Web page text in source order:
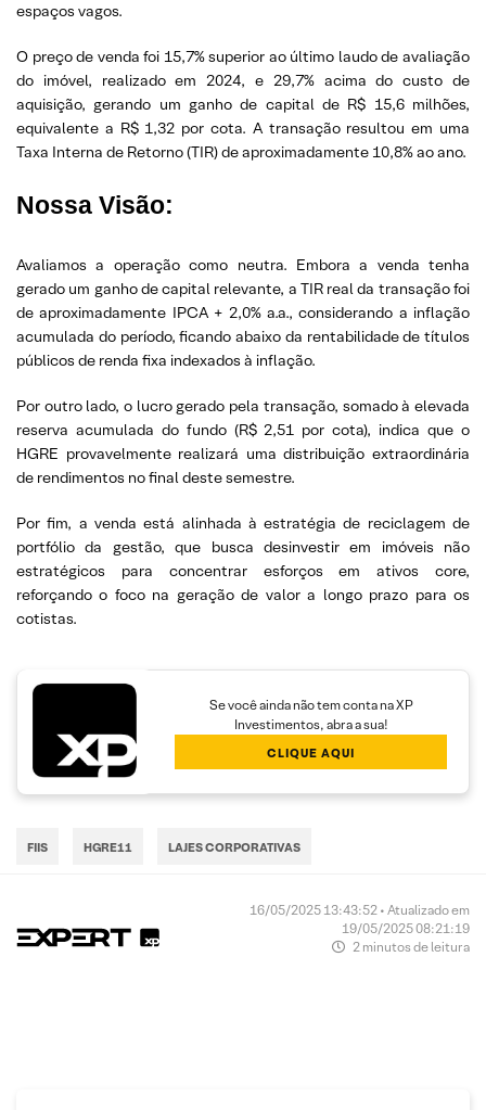
espaços vagos.
O preço de venda foi 15,7% superior ao último laudo de avaliação
do imóvel, realizado em 2024, e 29,7% acima do custo de
aquisição, gerando um ganho de capital de R$ 15,6 milhões,
equivalente a R$ 1,32 por cota. A transação resultou em uma
Taxa Interna de Retorno (TIR) de aproximadamente 10,8% ao ano.
Nossa Visão:
Avaliamos a operação como neutra. Embora a venda tenha
gerado um ganho de capital relevante, a TIR real da transação foi
de aproximadamente IPCA + 2,0% a.a., considerando a inflação
acumulada do período, ficando abaixo da rentabilidade de títulos
públicos de renda fixa indexados à inflação.
Por outro lado, o lucro gerado pela transação, somado à elevada
reserva acumulada do fundo (R$ 2,51 por cota), indica que o
HGRE provavelmente realizará uma distribuição extraordinária
de rendimentos no final deste semestre.
Por fim, a venda está alinhada à estratégia de reciclagem de
portfólio da gestão, que busca desinvestir em imóveis não
estratégicos para concentrar esforços em ativos core,
reforçando o foco na geração de valor a longo prazo para os
cotistas.
Se você ainda não tem conta na XP
Investimentos, abra a sua!
CLIQUE AQUI
FIIS HGRE11 LAJES CORPORATIVAS
16/05/2025 13:43:52 • Atualizado em
19/05/2025 08:21:19
2 minutos de leitura